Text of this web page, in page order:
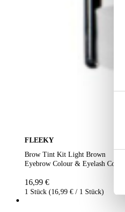
FLEEKY
Brow Tint Kit Light Brown
Eyebrow Colour & Eyelash Colour
16,99 €
1 Stück (16,99 € / 1 Stück)